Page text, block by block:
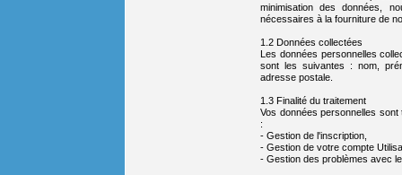
minimisation des données,
nécessaires à la fourniture de
1.2 Données collectées
Les données personnelles
sont les suivantes : nom,
adresse postale.
1.3 Finalité du traitement
Vos données personnelles
:
- Gestion de l'inscription,
- Gestion de votre compte
- Gestion des problèmes avec